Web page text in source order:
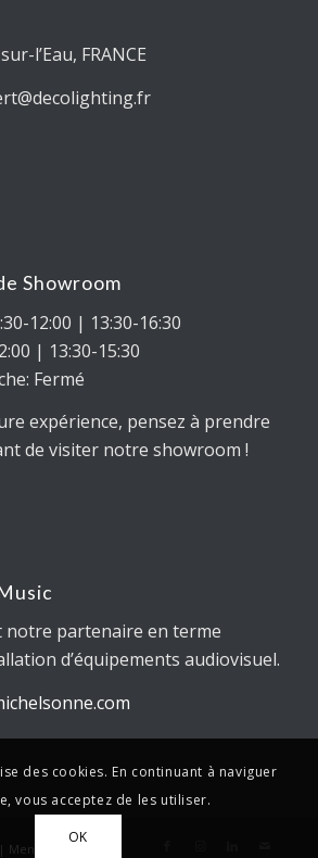
l’Eau, FRANCE
Showroom
12:00 | 13:30-16:30
| 13:30-15:30
Fermé
expérience, pensez à prendre
de visiter notre showroom !
notre partenaire en terme
d’équipements audiovisuel.
Mentions légales
des cookies. En continuant à naviguer
vous acceptez de les utiliser.
OK